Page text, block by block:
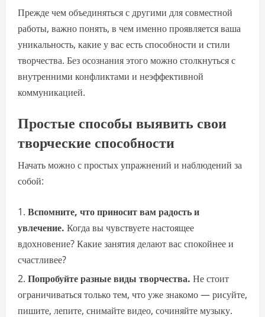
Прежде чем объединяться с другими для совместной
работы, важно понять, в чем именно проявляется ваша
уникальность, какие у вас есть способности и стили
творчества. Без осознания этого можно столкнуться с
внутренними конфликтами и неэффективной
коммуникацией.
Простые способы выявить свои
творческие способности
Начать можно с простых упражнений и наблюдений за
собой:
Вспомните, что приносит вам радость и
увлечение. Когда вы чувствуете настоящее
вдохновение? Какие занятия делают вас спокойнее и
счастливее?
Попробуйте разные виды творчества. Не стоит
ограничиваться только тем, что уже знакомо — рисуйте,
пишите, лепите, снимайте видео, сочиняйте музыку.